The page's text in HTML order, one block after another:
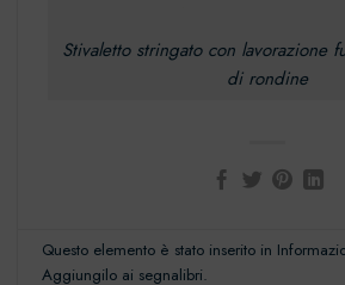
Stivaletto stringato con lavorazione
di rondine
Questo elemento è stato inserito in
Aggiungilo ai segnalibri.